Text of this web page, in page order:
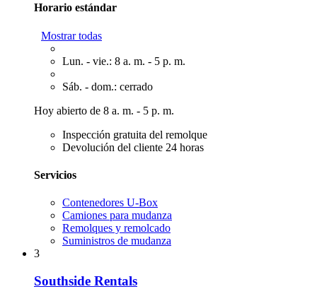
Horario estándar
Mostrar todas
Lun. - vie.: 8 a. m. - 5 p. m.
Sáb. - dom.: cerrado
Hoy abierto de 8 a. m. - 5 p. m.
Inspección gratuita del remolque
Devolución del cliente 24 horas
Servicios
Contenedores U-Box
Camiones para mudanza
Remolques y remolcado
Suministros de mudanza
3
Southside Rentals